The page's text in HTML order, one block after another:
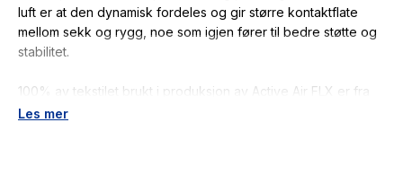
luft er at den dynamisk fordeles og gir større kontaktflate
mellom sekk og rygg, noe som igjen fører til bedre støtte og
stabilitet.
100% av tekstilet brukt i produksjon av Active Air FLX er fra
43 resirkulerte plastflasker.
Les mer